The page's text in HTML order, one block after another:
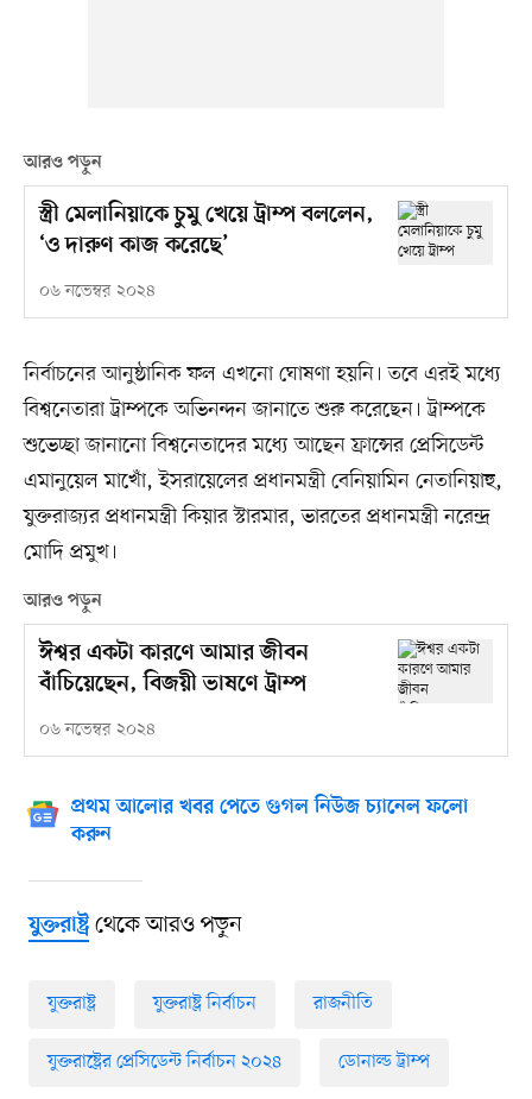
আরও পড়ুন
স্ত্রী মেলানিয়াকে চুমু খেয়ে ট্রাম্প বললেন,
‘ও দারুণ কাজ করেছে’
০৬ নভেম্বর ২০২৪
নির্বাচনের আনুষ্ঠানিক ফল এখনো ঘোষণা হয়নি। তবে এরই মধ্যে
বিশ্বনেতারা ট্রাম্পকে অভিনন্দন জানাতে শুরু করেছেন। ট্রাম্পকে
শুভেচ্ছা জানানো বিশ্বনেতাদের মধ্যে আছেন ফ্রান্সের প্রেসিডেন্ট
এমানুয়েল মাখোঁ, ইসরায়েলের প্রধানমন্ত্রী বেনিয়ামিন নেতানিয়াহু,
যুক্তরাজ্যর প্রধানমন্ত্রী কিয়ার স্টারমার, ভারতের প্রধানমন্ত্রী নরেন্দ্র
মোদি প্রমুখ।
আরও পড়ুন
ঈশ্বর একটা কারণে আমার জীবন
বাঁচিয়েছেন, বিজয়ী ভাষণে ট্রাম্প
০৬ নভেম্বর ২০২৪
প্রথম আলোর খবর পেতে গুগল নিউজ চ্যানেল ফলো
করুন
যুক্তরাষ্ট্রথেকে আরও পড়ুন
যুক্তরাষ্ট্র যুক্তরাষ্ট্র নির্বাচন রাজনীতি
যুক্তরাষ্ট্রের প্রেসিডেন্ট নির্বাচন ২০২৪ ডোনাল্ড ট্রাম্প